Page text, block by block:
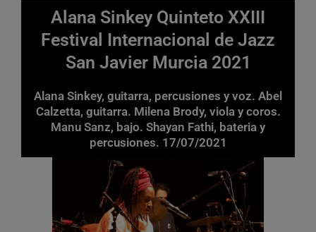
Alana Sinkey Quinteto XXIII
Festival Internacional de Jazz
San Javier Murcia 2021
Alana Sinkey, guitarra, percusiones y voz. Abel
Calzetta, guitarra. Milena Brody, viola y coros.
Manu Sanz, bajo. Shayan Fathi, bateria y
percusiones. 17/07/2021